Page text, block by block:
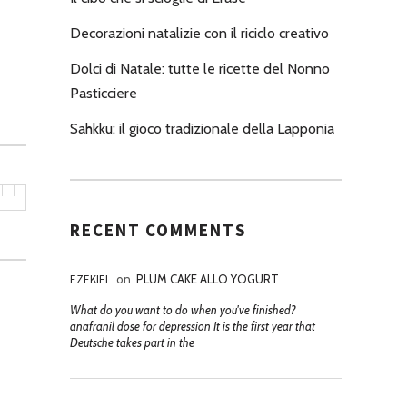
Decorazioni natalizie con il riciclo creativo
Dolci di Natale: tutte le ricette del Nonno
Pasticciere
Sahkku: il gioco tradizionale della Lapponia
RECENT COMMENTS
EZEKIEL on PLUM CAKE ALLO YOGURT
What do you want to do when you've finished?
anafranil dose for depression It is the first year that
Deutsche takes part in the